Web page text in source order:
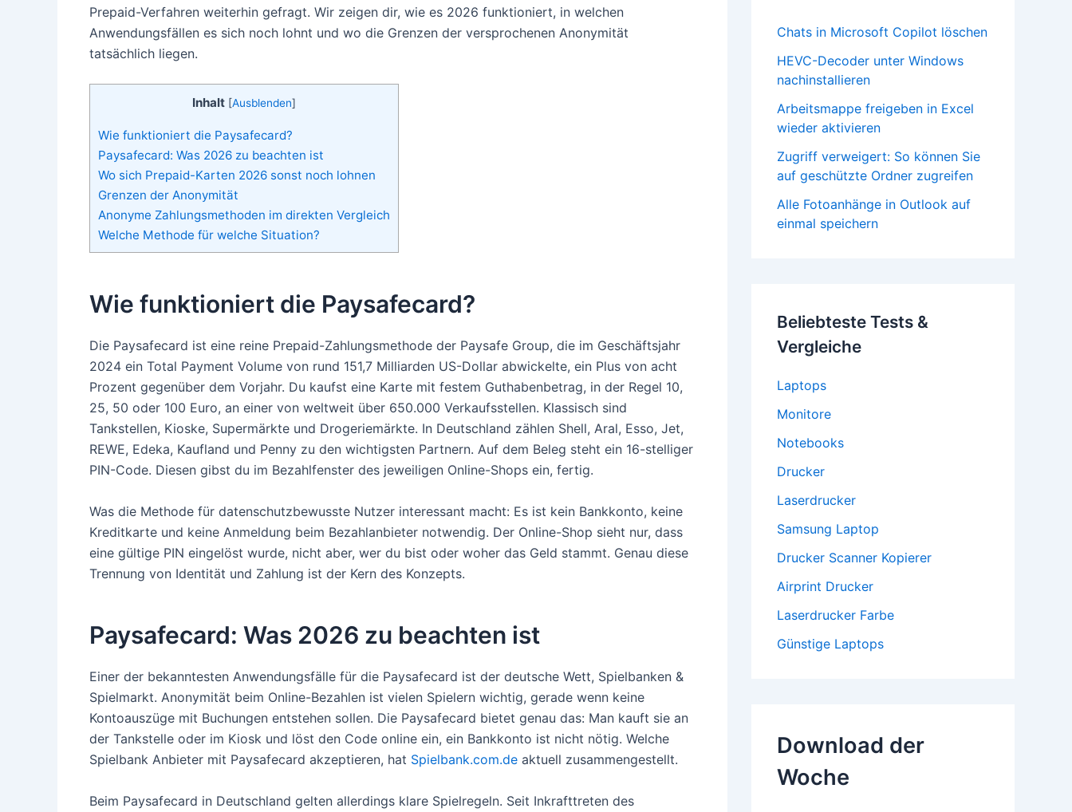
Prepaid-Verfahren weiterhin gefragt. Wir zeigen dir, wie es 2026 funktioniert, in welchen
Anwendungsfällen es sich noch lohnt und wo die Grenzen der versprochenen Anonymität
tatsächlich liegen.
Inhalt [Ausblenden]
Wie funktioniert die Paysafecard?
Paysafecard: Was 2026 zu beachten ist
Wo sich Prepaid-Karten 2026 sonst noch lohnen
Grenzen der Anonymität
Anonyme Zahlungsmethoden im direkten Vergleich
Welche Methode für welche Situation?
Wie funktioniert die Paysafecard?
Die Paysafecard ist eine reine Prepaid-Zahlungsmethode der Paysafe Group, die im Geschäftsjahr
2024 ein Total Payment Volume von rund 151,7 Milliarden US-Dollar abwickelte, ein Plus von acht
Prozent gegenüber dem Vorjahr. Du kaufst eine Karte mit festem Guthabenbetrag, in der Regel 10,
25, 50 oder 100 Euro, an einer von weltweit über 650.000 Verkaufsstellen. Klassisch sind
Tankstellen, Kioske, Supermärkte und Drogeriemärkte. In Deutschland zählen Shell, Aral, Esso, Jet,
REWE, Edeka, Kaufland und Penny zu den wichtigsten Partnern. Auf dem Beleg steht ein 16-stelliger
PIN-Code. Diesen gibst du im Bezahlfenster des jeweiligen Online-Shops ein, fertig.
Was die Methode für datenschutzbewusste Nutzer interessant macht: Es ist kein Bankkonto, keine
Kreditkarte und keine Anmeldung beim Bezahlanbieter notwendig. Der Online-Shop sieht nur, dass
eine gültige PIN eingelöst wurde, nicht aber, wer du bist oder woher das Geld stammt. Genau diese
Trennung von Identität und Zahlung ist der Kern des Konzepts.
Paysafecard: Was 2026 zu beachten ist
Einer der bekanntesten Anwendungsfälle für die Paysafecard ist der deutsche Wett, Spielbanken &
Spielmarkt. Anonymität beim Online-Bezahlen ist vielen Spielern wichtig, gerade wenn keine
Kontoauszüge mit Buchungen entstehen sollen. Die Paysafecard bietet genau das: Man kauft sie an
der Tankstelle oder im Kiosk und löst den Code online ein, ein Bankkonto ist nicht nötig. Welche
Spielbank Anbieter mit Paysafecard akzeptieren, hat Spielbank.com.de aktuell zusammengestellt.
Beim Paysafecard in Deutschland gelten allerdings klare Spielregeln. Seit Inkrafttreten des
Chats in Microsoft Copilot löschen
HEVC-Decoder unter Windows
nachinstallieren
Arbeitsmappe freigeben in Excel
wieder aktivieren
Zugriff verweigert: So können Sie
auf geschützte Ordner zugreifen
Alle Fotoanhänge in Outlook auf
einmal speichern
Beliebteste Tests &
Vergleiche
Laptops
Monitore
Notebooks
Drucker
Laserdrucker
Samsung Laptop
Drucker Scanner Kopierer
Airprint Drucker
Laserdrucker Farbe
Günstige Laptops
Download der
Woche